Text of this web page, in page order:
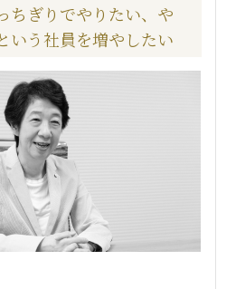
ちぎりでやりたい、や
いう社員を増やしたい